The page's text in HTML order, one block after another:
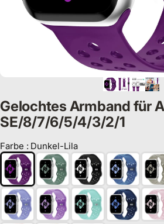
Gelochtes Armband für
SE/8/7/6/5/4/3/2/1
Farbe : Dunkel-Lila
Farbe